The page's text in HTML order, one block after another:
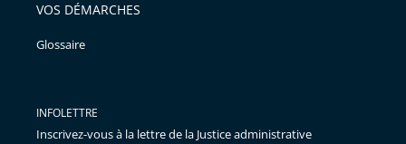
VOS DÉMARCHES
Glossaire
INFOLETTRE
Inscrivez-vous à la lettre de la Justice administrative